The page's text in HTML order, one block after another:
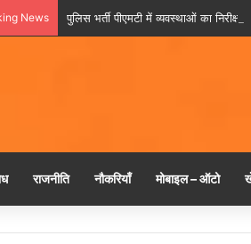
News पुलिस भर्ती पीएमटी में व्यवस्थाओं का
राजनीति नौकरियाँ मोबाइल – ऑटो